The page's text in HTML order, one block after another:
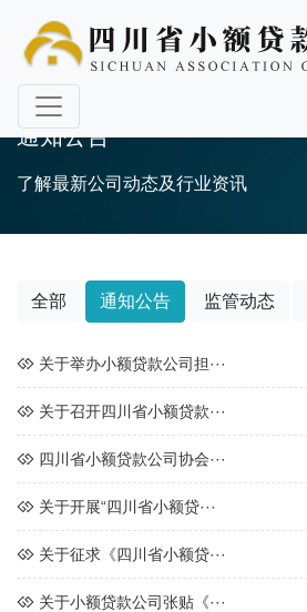
通知公告
了解最新公司动态及行业资讯
全部 通知公告 监管动态
关于举办小额贷款公司担···
关于召开四川省小额贷款···
四川省小额贷款公司协会···
关于开展“四川省小额贷···
关于征求《四川省小额贷···
关于小额贷款公司张贴《···